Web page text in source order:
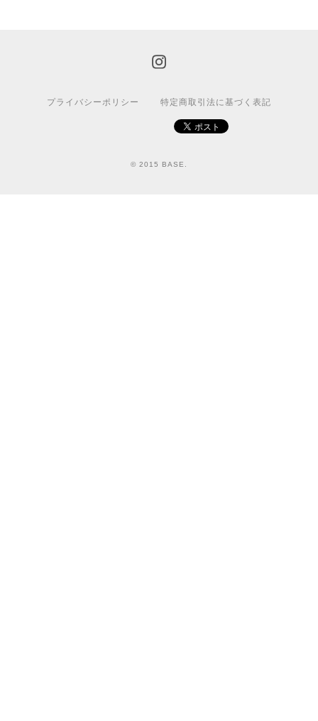
プライバシーポリシー 特定商取引法に基づく表記
© 2015 BASE.